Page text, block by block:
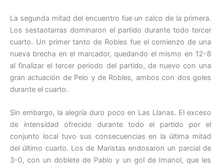
La segunda mitad del encuentro fue un calco de la primera.
Los sestaotarras dominaron el partido durante todo tercer
cuarto. Un primer tanto de Robles fue el comienzo de una
nueva brecha en el marcador, quedando el mismo en 12-8
al finalizar el tercer periodo del partido, de nuevo con una
gran actuación de Peio y de Robles, ambos con dos goles
durante el cuarto.
Sin embargo, la alegría duro poco en Las Llanas. El exceso
de intensidad ofrecido durante todo el partido por el
conjunto local tuvo sus consecuencias en la última mitad
del último cuarto. Los de Maristas endosaron un parcial de
3-0, con un doblete de Pablo y un gol de Imanol, que les